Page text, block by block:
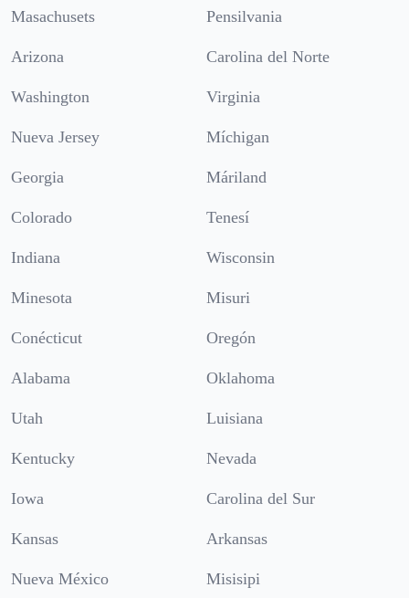
Masachusets Pensilvania
Arizona Carolina del Norte
Washington Virginia
Nueva Jersey Míchigan
Georgia Máriland
Colorado Tenesí
Indiana Wisconsin
Minesota Misuri
Conécticut Oregón
Alabama Oklahoma
Utah Luisiana
Kentucky Nevada
Iowa Carolina del Sur
Kansas Arkansas
Nueva México Misisipi